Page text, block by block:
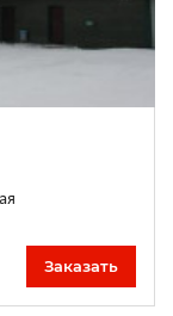
Заказать